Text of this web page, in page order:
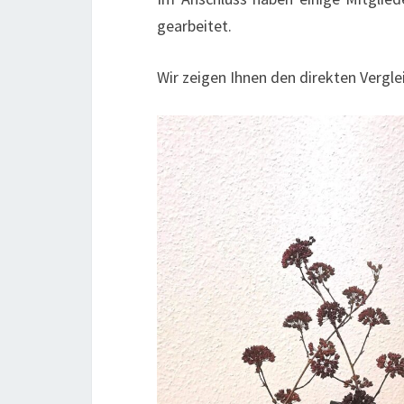
gearbeitet.
Wir zeigen Ihnen den direkten